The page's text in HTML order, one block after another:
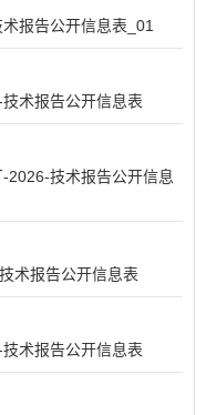
报告公开信息表_01
术报告公开信息表
2026-技术报告公开信息
术报告公开信息表
术报告公开信息表